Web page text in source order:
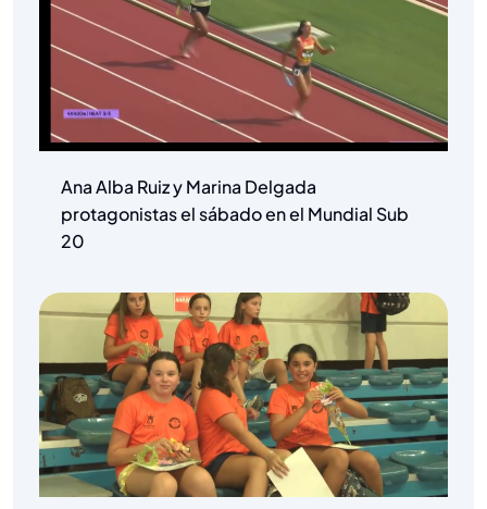
Ana Alba Ruiz y Marina Delgada
protagonistas el sábado en el Mundial Sub
20